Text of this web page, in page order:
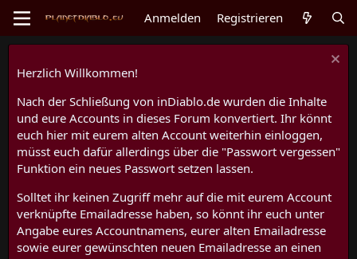
Anmelden Registrieren
Herzlich Willkommen!
Nach der Schließung von inDiablo.de wurden die Inhalte
und eure Accounts in dieses Forum konvertiert. Ihr könnt
euch hier mit eurem alten Account weiterhin einloggen,
müsst euch dafür allerdings über die "Passwort vergessen"
Funktion ein neues Passwort setzen lassen.
Solltet ihr keinen Zugriff mehr auf die mit eurem Account
verknüpfte Emailadresse haben, so könnt ihr euch unter
Angabe eures Accountnamens, eurer alten Emailadresse
sowie eurer gewünschten neuen Emailadresse an einen